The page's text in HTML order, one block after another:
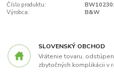
Číslo produktu:
Výrobca:
B&W
SLOVENSKÝ OBCHOD
Vrátenie tovaru,
zbytočných komplikácii v